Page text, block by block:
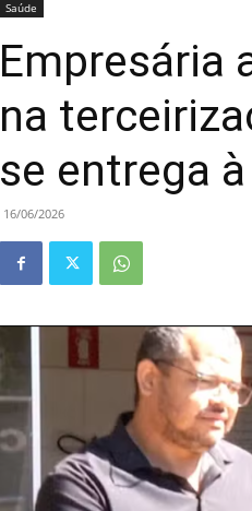
Saúde
Empresária
na
se entrega
16/06/2026